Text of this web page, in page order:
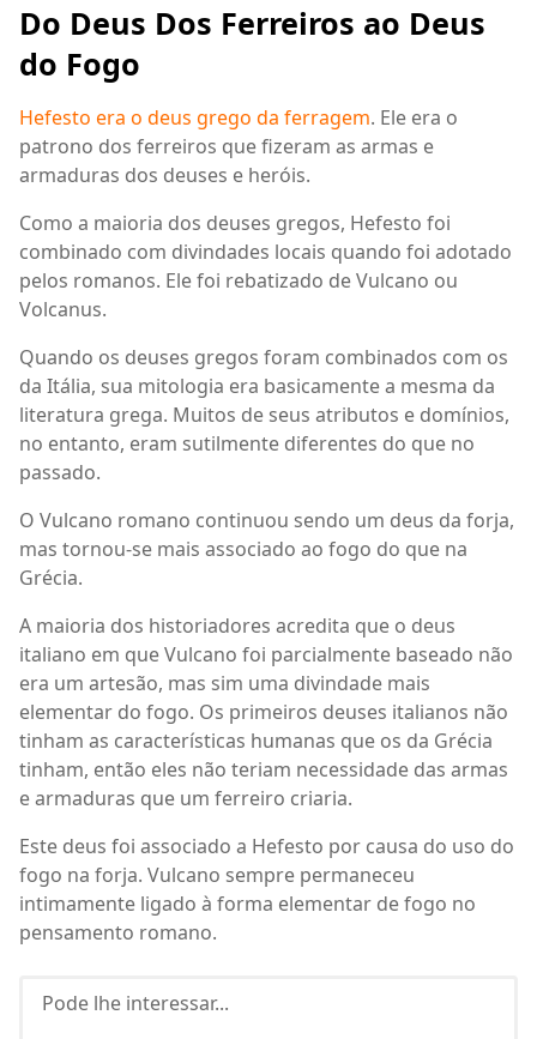
Do Deus Dos Ferreiros ao Deus
do Fogo
Hefesto era o deus grego da ferragem. Ele era o
patrono dos ferreiros que fizeram as armas e
armaduras dos deuses e heróis.
Como a maioria dos deuses gregos, Hefesto foi
combinado com divindades locais quando foi adotado
pelos romanos. Ele foi rebatizado de Vulcano ou
Volcanus.
Quando os deuses gregos foram combinados com os
da Itália, sua mitologia era basicamente a mesma da
literatura grega. Muitos de seus atributos e domínios,
no entanto, eram sutilmente diferentes do que no
passado.
O Vulcano romano continuou sendo um deus da forja,
mas tornou-se mais associado ao fogo do que na
Grécia.
A maioria dos historiadores acredita que o deus
italiano em que Vulcano foi parcialmente baseado não
era um artesão, mas sim uma divindade mais
elementar do fogo. Os primeiros deuses italianos não
tinham as características humanas que os da Grécia
tinham, então eles não teriam necessidade das armas
e armaduras que um ferreiro criaria.
Este deus foi associado a Hefesto por causa do uso do
fogo na forja. Vulcano sempre permaneceu
intimamente ligado à forma elementar de fogo no
pensamento romano.
Pode lhe interessar...